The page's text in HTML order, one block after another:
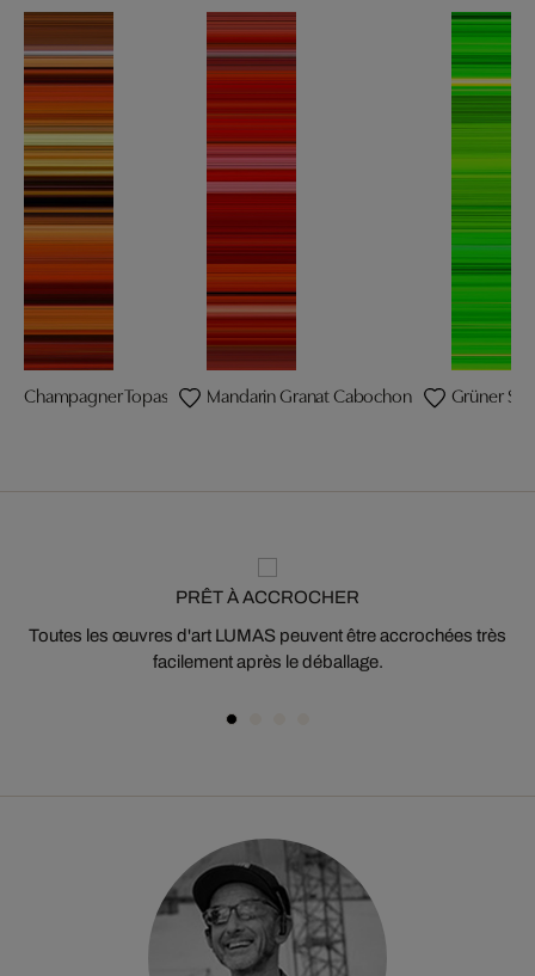
Champagner Topas Mandarin Granat Cabochon Grüner
PRÊT À ACCROCHER
Toutes les œuvres d'art LUMAS peuvent être accrochées très
facilement après le déballage.